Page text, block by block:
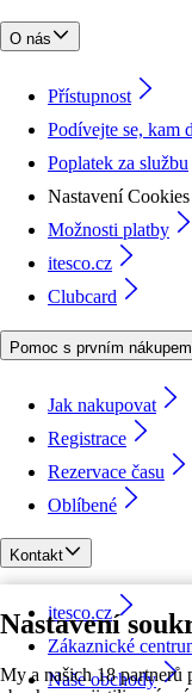
Nastavení
My a našich 18 partnerů
O nás
Přístupnost
Podívejte se, kam
Poplatek za službu
Nastavení Cookies
Možnosti platby
itesco.cz
Clubcard
Pomoc s prvním nákupem
Jak nakupovat
Registrace
Rezervace času
Oblíbené
Kontakt
itesco.cz
Zákaznické
Naše obchody